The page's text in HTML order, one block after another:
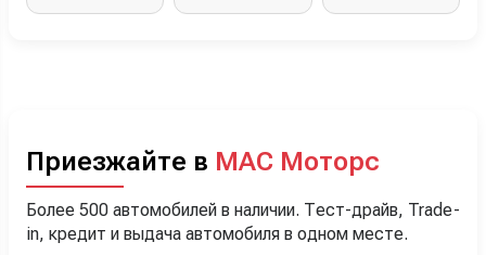
Приезжайте в МАС Моторс
Более 500 автомобилей в наличии. Тест-драйв, Trade-
in, кредит и выдача автомобиля в одном месте.